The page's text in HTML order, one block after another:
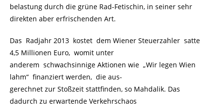
belastung durch die grüne Rad-Fetischin, in seiner sehr
direkten aber erfrischenden Art.
Das Radjahr 2013 kostet dem Wiener Steuerzahler satte
4,5 Millionen Euro, womit unter
anderem schwachsinnige Aktionen wie „Wir legen Wien
lahm“ finanziert werden, die aus-
gerechnet zur Stoßzeit stattfinden, so Mahdalik. Das
dadurch zu erwartende Verkehrschaos